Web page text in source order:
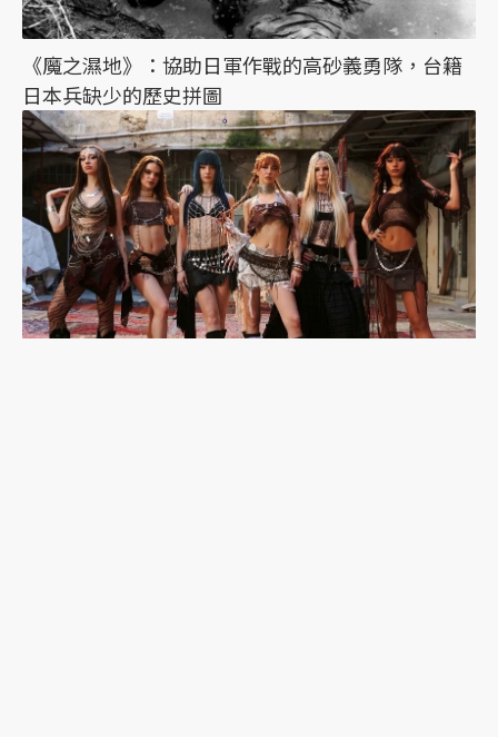
《魔之濕地》：協助日軍作戰的高砂義勇隊，台籍
日本兵缺少的歷史拼圖